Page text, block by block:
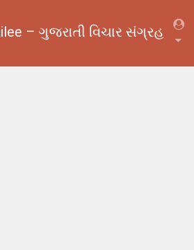
– ગુજરાતી વિચાર સંગ્રહ